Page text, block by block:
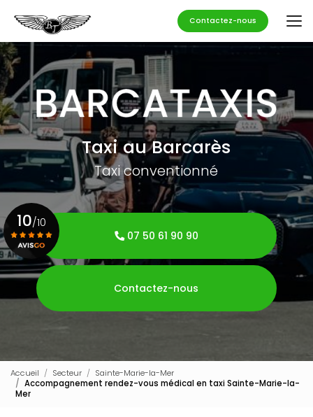
contenu
principal
Contactez-nous
Taxi au Barcarès
Taxi conventionné
07 50 61 90 90
Contactez-nous
10/10
Voir le certificat
Accueil Secteur
Sainte-Marie-la-Mer
Accompagnement rendez-vous médical en taxi Sainte-Marie-la-
Mer